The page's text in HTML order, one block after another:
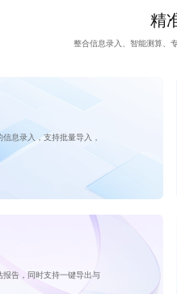
精
整合信息录入、智能测算、
息录入，支持批量导入，
报告，同时支持一键导出与